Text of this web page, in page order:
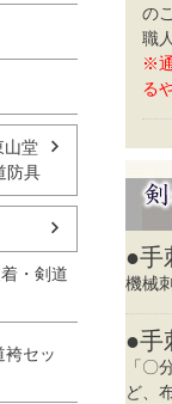
堂
防具
・剣道
袴セッ
の
職
※
る
●手
機械
●手
「〇
ど、